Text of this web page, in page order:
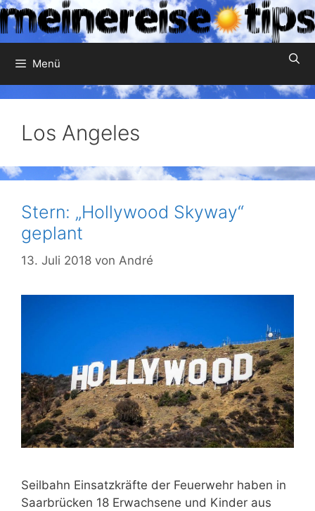
Zum
Inhalt
springen
Menü
Los Angeles
Stern: „Hollywood Skyway“
geplant
13. Juli 2018 von André
Seilbahn Einsatzkräfte der Feuerwehr haben in
Saarbrücken 18 Erwachsene und Kinder aus